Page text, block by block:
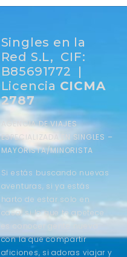
Singles en la
Red S.L, CIF:
B85691772 |
Licencia CICMA
2787
AGENCIA DE VIAJES
ESPECIALIZADA EN SINGLES –
MAYORISTA/MINORISTA
Si estás buscando nuevas
aventuras, si ya estás
harto de estar solo en
casa, si lo que te apetece
es conocer gente nueva
con la que compartir
aficiones, si adoras viajar y